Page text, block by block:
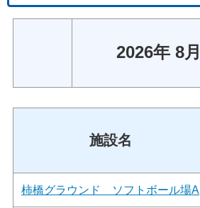
2026年 8月
施設名
柿橋グラウンド ソフトボール場A